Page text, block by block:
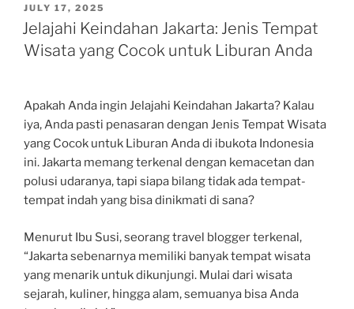
POSTED
ON
JULY 17, 2025
Jelajahi Keindahan Jakarta: Jenis Tempat
Wisata yang Cocok untuk Liburan Anda
Apakah Anda ingin Jelajahi Keindahan Jakarta? Kalau
iya, Anda pasti penasaran dengan Jenis Tempat Wisata
yang Cocok untuk Liburan Anda di ibukota Indonesia
ini. Jakarta memang terkenal dengan kemacetan dan
polusi udaranya, tapi siapa bilang tidak ada tempat-
tempat indah yang bisa dinikmati di sana?
Menurut Ibu Susi, seorang travel blogger terkenal,
“Jakarta sebenarnya memiliki banyak tempat wisata
yang menarik untuk dikunjungi. Mulai dari wisata
sejarah, kuliner, hingga alam, semuanya bisa Anda